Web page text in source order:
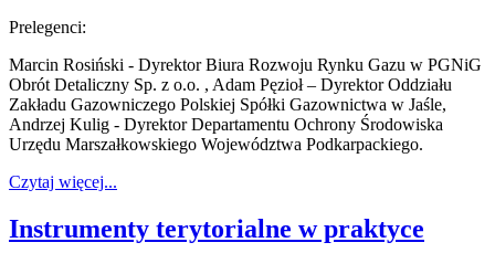
Prelegenci:
Marcin Rosiński - Dyrektor Biura Rozwoju Rynku Gazu w PGNiG
Obrót Detaliczny Sp. z o.o. , Adam Pęzioł – Dyrektor Oddziału
Zakładu Gazowniczego Polskiej Spółki Gazownictwa w Jaśle,
Andrzej Kulig - Dyrektor Departamentu Ochrony Środowiska
Urzędu Marszałkowskiego Województwa Podkarpackiego.
Czytaj więcej...
Instrumenty terytorialne w praktyce